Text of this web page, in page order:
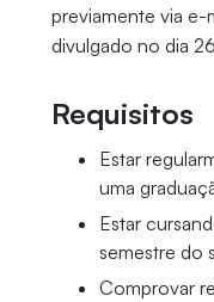
previamente via e-
divulgado no dia
Requisitos
Estar
uma
Estar
semestre do
Comprovar